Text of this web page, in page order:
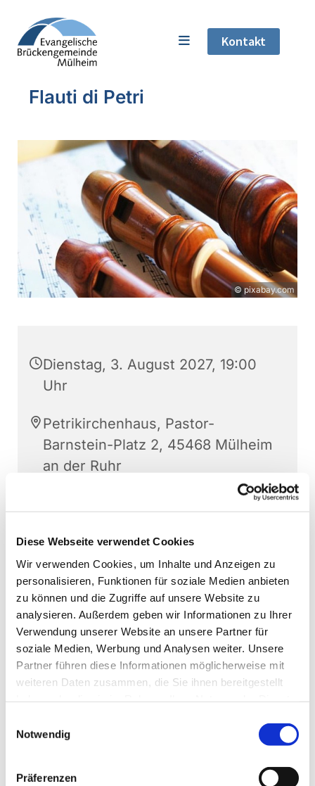
Diese Webseite verwendet Cookies
Wir verwenden Cookies, um Inhalte und Anzeigen zu
personalisieren, Funktionen für soziale Medien anbieten
zu können und die Zugriffe auf unsere Website zu
analysieren. Außerdem geben wir Informationen zu Ihrer
Verwendung unserer Website an unsere Partner für
soziale Medien, Werbung und Analysen weiter. Unsere
Partner führen diese Informationen möglicherweise mit
weiteren Daten zusammen, die Sie ihnen bereitgestellt
Notwendig
Präferenzen
Kontakt
Flauti di Petri
© pixabay.com
Dienstag, 3. August 2027, 19:00
Uhr
Petrikirchenhaus, Pastor-
Barnstein-Platz 2, 45468 Mülheim
an der Ruhr